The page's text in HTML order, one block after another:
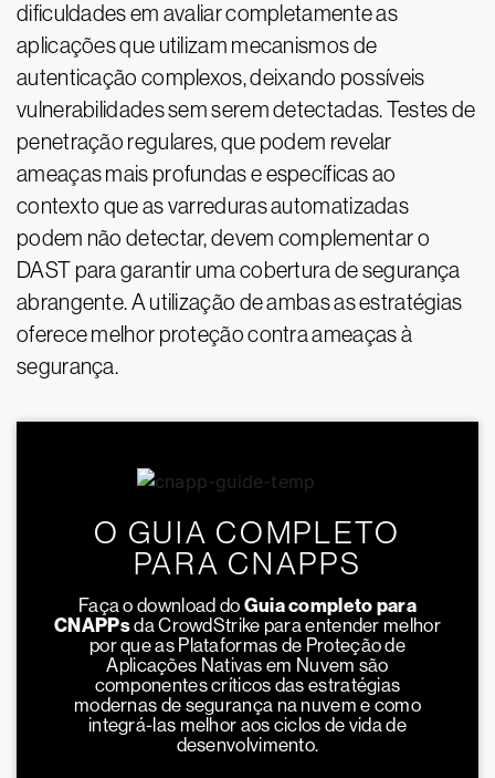
dificuldades em avaliar completamente as
aplicações que utilizam mecanismos de
autenticação complexos, deixando possíveis
vulnerabilidades sem serem detectadas. Testes de
penetração regulares, que podem revelar
ameaças mais profundas e específicas ao
contexto que as varreduras automatizadas
podem não detectar, devem complementar o
DAST para garantir uma cobertura de segurança
abrangente. A utilização de ambas as estratégias
oferece melhor proteção contra ameaças à
segurança.
O GUIA COMPLETO
PARA CNAPPS
Faça o download do Guia completo para
CNAPPsda CrowdStrike para entender melhor
por que as Plataformas de Proteção de
Aplicações Nativas em Nuvem são
componentes críticos das estratégias
modernas de segurança na nuvem e como
integrá-las melhor aos ciclos de vida de
desenvolvimento.